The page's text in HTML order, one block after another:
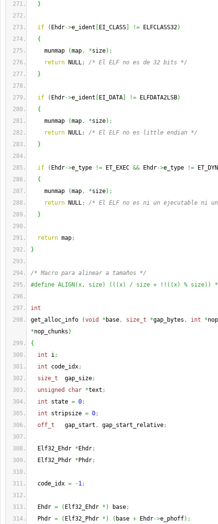
}
if ( Ehdr->e_ident EI_CLASS != ELFCLASS32)
{
munmap
(map, *size) ;
return NULL;
/* El ELF no es de 32 bits */
}
if ( Ehdr->e_ident EI_DATA != ELFDATA2LSB)
{
munmap
(map, *size) ;
return NULL;
/* El ELF no es little endian */
}
if ( Ehdr->e_type != ET_EXEC && Ehdr->e_type != ET_DYN
{
munmap
(map, *size) ;
return NULL;
/* El ELF no es ni un ejecutable ni
}
return map;
}
/* Macro para alinear a tamaños */
#define ALIGN(x, size) (((x) / size + !!((x) % size))
int
get_alloc_info
(void * base, size_t *gap_bytes , int *
*nop_chunks )
{
int i;
int code_idx;
size_t gap_size;
unsigned
char *text ;
int state = 0;
int stripsize = 0;
off_t gap_start , gap_start_relative;
Elf32_Ehdr * Ehdr;
Elf32_Phdr * Phdr;
code_idx = -1;
Ehdr = ( Elf32_Ehdr * ) base;
Phdr = ( Elf32_Phdr * ) ( base + Ehdr->e_phoff) ;